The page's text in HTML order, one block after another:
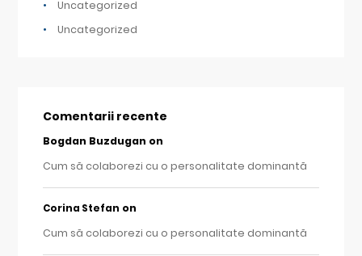
Uncategorized
Uncategorized
Comentarii recente
Bogdan Buzdugan on
Cum să colaborezi cu o personalitate dominantă
Corina Stefan on
Cum să colaborezi cu o personalitate dominantă